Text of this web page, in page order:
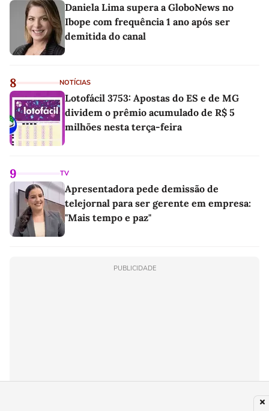
Daniela Lima supera a GloboNews no
Ibope com frequência 1 ano após ser
demitida do canal
8 NOTÍCIAS
Lotofácil 3753: Apostas do ES e de MG
dividem o prêmio acumulado de R$ 5
milhões nesta terça-feira
9 TV
Apresentadora pede demissão de
telejornal para ser gerente em empresa:
"Mais tempo e paz"
PUBLICIDADE